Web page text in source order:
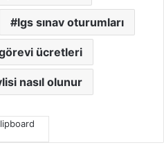
lgs sınav oturumları
görevi ücretleri
nasıl olunur